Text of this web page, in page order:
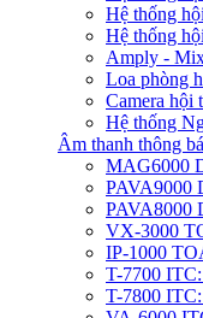
Hệ thống
Hệ thống
Amply -
Loa phòng
Camera hội
Hệ thống
Âm thanh thông
MAG6000
PAVA9000
PAVA8000
VX-3000
IP-1000
T-7700
T-7800